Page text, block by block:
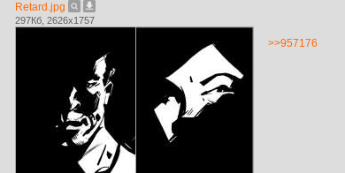
Retard.jpg
297Кб, 2626x1757
>>957176